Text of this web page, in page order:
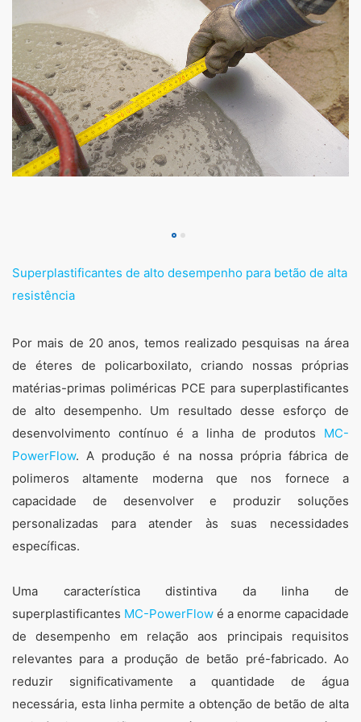
Superplastificantes de alto desempenho para betão de alta
resistência
Por mais de 20 anos, temos realizado pesquisas na área
de éteres de policarboxilato, criando nossas próprias
matérias-primas poliméricas PCE para superplastificantes
de alto desempenho. Um resultado desse esforço de
desenvolvimento contínuo é a linha de produtos MC-
PowerFlow. A produção é na nossa própria fábrica de
polimeros altamente moderna que nos fornece a
capacidade de desenvolver e produzir soluções
personalizadas para atender às suas necessidades
específicas.
Uma característica distintiva da linha de
superplastificantes MC-PowerFlow é a enorme capacidade
de desempenho em relação aos principais requisitos
relevantes para a produção de betão pré-fabricado. Ao
reduzir significativamente a quantidade de água
necessária, esta linha permite a obtenção de betão de alta
Se houve uma violação da legislação de proteção de
dados, a pessoa afetada pode registrar uma queixa
junto às autoridades reguladoras competentes. A
autoridade reguladora competente para assuntos
relacionados à legislação de proteção de dados é:
Landesbeauftragte für Datenschutz und
Informationsfreiheit NRW, Düsseldorf
Direito à portabilidade de dados
Tem o direito de ter acesso aos dados que
processamos com base no seu consentimento ou no
de dados para outra parte responsável, isso só será
Informação, correção, bloqueio, exclusão
Conforme permitido pelo art. 15 GDPR, tem o direito de
forma gratuitas sobre qualquer um dos seus dados
pessoais. Também tem o direito de corrigir, bloquear ou
excluir esses dados.